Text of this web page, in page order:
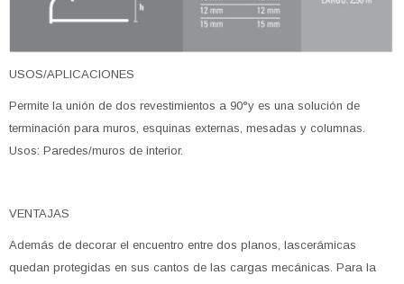
USOS/APLICACIONES
Permite la unión de dos revestimientos a 90°y es una solución de
terminación para muros, esquinas externas, mesadas y columnas.
Usos: Paredes/muros de interior.
VENTAJAS
Además de decorar el encuentro entre dos planos, lascerámicas
quedan protegidas en sus cantos de las cargas mecánicas. Para la